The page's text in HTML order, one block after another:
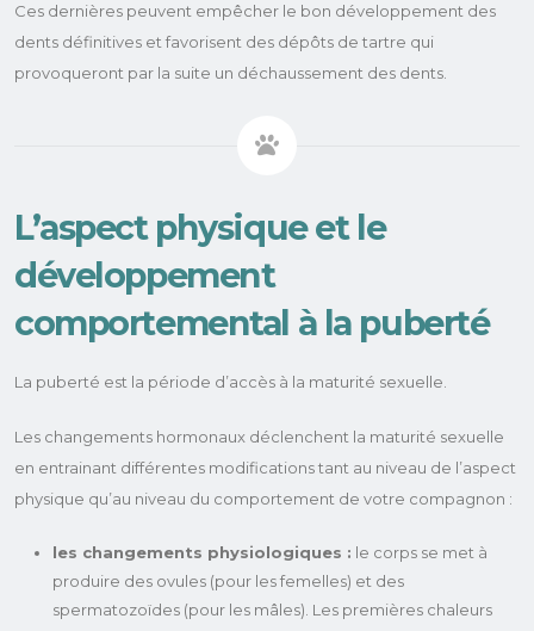
Ces dernières peuvent empêcher le bon développement des
dents définitives et favorisent des dépôts de tartre qui
provoqueront par la suite un déchaussement des dents.
L’aspect physique et le
développement
comportemental à la puberté
La puberté est la période d’accès à la maturité sexuelle.
Les changements hormonaux déclenchent la maturité sexuelle
en entrainant différentes modifications tant au niveau de l’aspect
physique qu’au niveau du comportement de votre compagnon :
les changements physiologiques : le corps se met à
produire des ovules (pour les femelles) et des
spermatozoïdes (pour les mâles). Les premières chaleurs